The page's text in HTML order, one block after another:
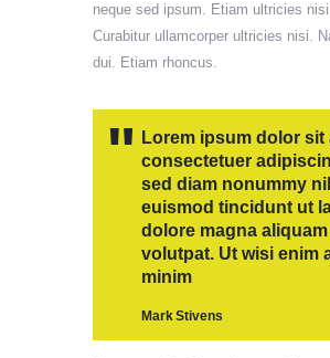
neque sed ipsum. Etiam ultricies
Curabitur ullamcorper ultricies nisi.
dui. Etiam rhoncus.
Lorem ipsum dolor sit
consectetuer
sed diam nonummy
euismod tincidunt ut
dolore magna
volutpat. Ut wisi enim
minim
Mark Stivens